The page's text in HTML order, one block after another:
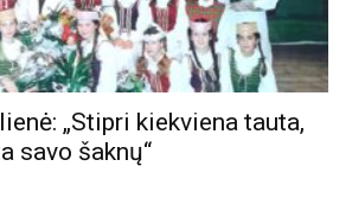
„Stipri kiekviena tauta,
savo šaknų“